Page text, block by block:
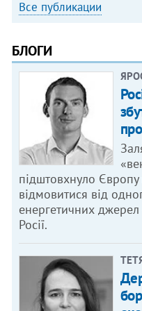
Все публикации
БЛОГИ
підштовхнуло
відмовитися від
енергетичних
Росії.